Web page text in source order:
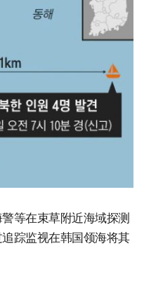
等在束草附近海域探测
踪监视在韩国领海将其